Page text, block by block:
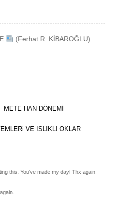
(Ferhat R. KİBAROĞLU)
- METE HAN DÖNEMİ
VE ISLIKLI OKLAR
this. You've made my day! Thx again.